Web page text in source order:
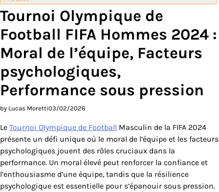
Tournoi Olympique de
Football FIFA Hommes 2024 :
Moral de l’équipe, Facteurs
psychologiques,
Performance sous pression
by Lucas Moretti03/02/2026
Le Tournoi Olympique de Football Masculin de la FIFA 2024
présente un défi unique où le moral de l’équipe et les facteurs
psychologiques jouent des rôles cruciaux dans la
performance. Un moral élevé peut renforcer la confiance et
l’enthousiasme d’une équipe, tandis que la résilience
psychologique est essentielle pour s’épanouir sous pression.